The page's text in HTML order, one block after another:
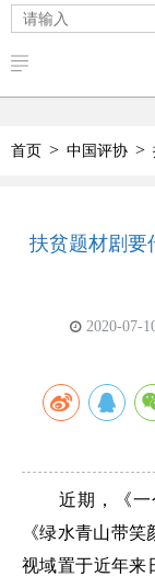
首页 > 中国评协 >
扶贫题材剧要
2020-07-
近期，《一个
《绿水青山带
视域置于近年来